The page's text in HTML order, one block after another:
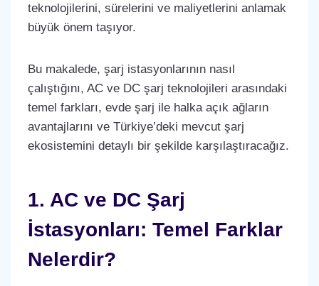
teknolojilerini, sürelerini ve maliyetlerini anlamak
büyük önem taşıyor.
Bu makalede, şarj istasyonlarının nasıl
çalıştığını, AC ve DC şarj teknolojileri arasındaki
temel farkları, evde şarj ile halka açık ağların
avantajlarını ve Türkiye’deki mevcut şarj
ekosistemini detaylı bir şekilde karşılaştıracağız.
1. AC ve DC Şarj
İstasyonları: Temel Farklar
Nelerdir?